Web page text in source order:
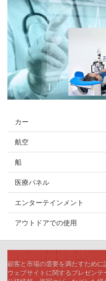
カー
航空
船
医療パネル
エンターテインメント
アウトドアでの使用
顧客と市場の需要を満たすため
ウェブサイトに関するプレゼン